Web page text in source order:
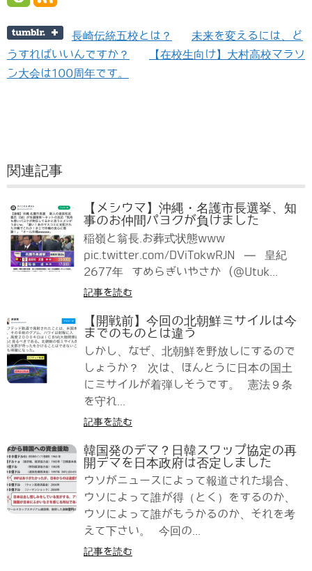
長崎伝統五校とは？
未来を変えるには、ど
うすればいいんですか？
【在校生向け】大村高校マラソ
ン大会は100周年です。
関連記事
【メシウマ】沖縄・名護市長選挙、知
事のお仲間パヨクが負けました
稲嶺と翁長.お葬式状態www
pic.twitter.com/DViTokwRJN — 皇紀
2677年 すめらぎいやさか (@Utuk...
記事を読む
【開戦前】今回の北朝鮮ミサイルは今
までのものとは違う
しかし、なぜ、北朝鮮を野放しにするので
しょうか？ 次は、ほんとうに日本の国土
にミサイルが着弾しそうです。 憲法９条
を守れ...
記事を読む
韓国発のデマ？日韓スワップ協定の再
開デマを日本政府は否定しました
ウソがニュースによって報道された場合、
ウソによって誰が得（とく）をするのか、
ウソによって誰がもうかるのか、それを考
えて下さい。 今回の...
記事を読む